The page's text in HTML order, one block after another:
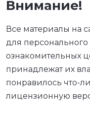
Внимание!
Все материалы на
для
ознакомительных
принадлежат их
понравилось что-
лицензионную